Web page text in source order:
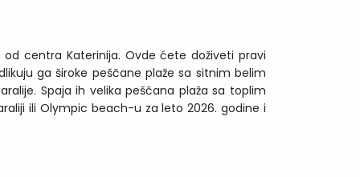
centra Katerinija. Ovde ćete doživeti pravi
ga široke peščane plaže sa sitnim belim
Spaja ih velika peščana plaža sa toplim
ili Olympic beach-u za leto 2026. godine i